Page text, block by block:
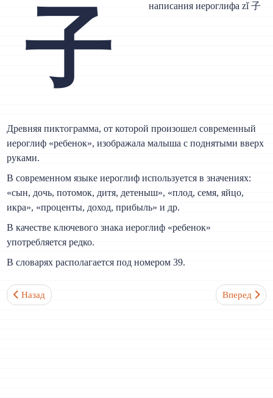
子
Древняя пиктограмма, от которой произошел современный
иероглиф «ребенок», изображала малыша с поднятыми вверх
руками.
В современном языке иероглиф используется в значениях:
«сын, дочь, потомок, дитя, детеныш», «плод, семя, яйцо,
икра», «проценты, доход, прибыль» и др.
В качестве ключевого знака иероглиф «ребенок»
употребляется редко.
В словарях располагается под номером 39.
Предыдущий: Женщина 女 Ключевой иероглиф №38
Назад Вперед